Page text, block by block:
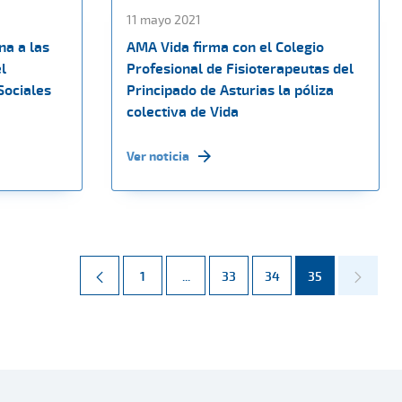
a las
11 mayo 2021
AMA Vida firma con el Colegio
Profesional de Fisioterapeutas del
Principado de Asturias la póliza
colectiva de Vida
Ver noticia
Página
1 Páginas intermedias Use TAB para
Página
33 Página
34 Página
35